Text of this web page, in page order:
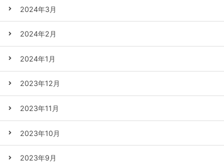
2024年3月
2024年2月
2024年1月
2023年12月
2023年11月
2023年10月
2023年9月